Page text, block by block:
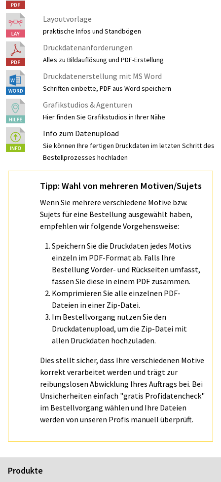
Layoutvorlage
praktische Infos und Standbögen
Druckdatenanforderungen
Alles zu Bildauflösung und PDF-Erstellung
Druckdatenerstellung mit MS Word
Schriften einbette, PDF aus Word speichern
Grafikstudios & Agenturen
Hier finden Sie Grafikstudios in Ihrer Nähe
Info zum Datenupload
Sie können Ihre fertigen Druckdaten im letzten Schritt des
Bestellprozesses hochladen
Tipp: Wahl von mehreren Motiven/Sujets
Wenn Sie mehrere verschiedene Motive bzw.
Sujets für eine Bestellung ausgewählt haben,
empfehlen wir folgende Vorgehensweise:
Speichern Sie die Druckdaten jedes Motivs
einzeln im PDF-Format ab. Falls Ihre
Bestellung Vorder- und Rückseiten umfasst,
fassen Sie diese in einem PDF zusammen.
Komprimieren Sie alle einzelnen PDF-
Dateien in einer Zip-Datei.
Im Bestellvorgang nutzen Sie den
Druckdatenupload, um die Zip-Datei mit
allen Druckdaten hochzuladen.
Dies stellt sicher, dass Ihre verschiedenen Motive
korrekt verarbeitet werden und trägt zur
reibungslosen Abwicklung Ihres Auftrags bei. Bei
Unsicherheiten einfach "gratis Profidatencheck"
im Bestellvorgang wählen und Ihre Dateien
werden von unseren Profis manuell überprüft.
Produkte